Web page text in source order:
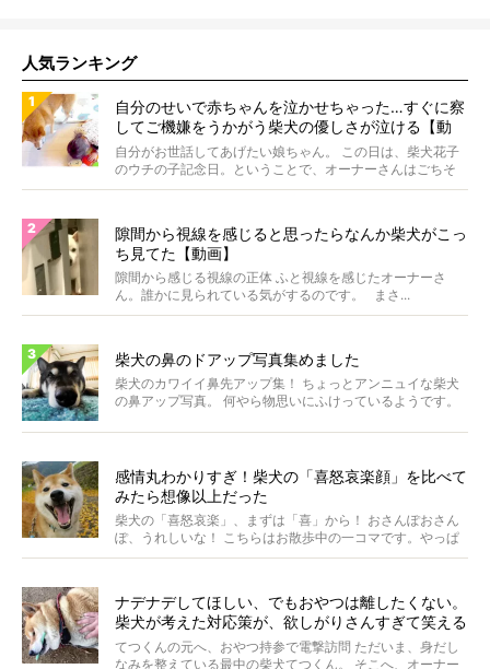
人気ランキング
自分のせいで赤ちゃんを泣かせちゃった…すぐに察
してご機嫌をうかがう柴犬の優しさが泣ける【動
画】
自分がお世話してあげたい娘ちゃん。 この日は、柴犬花子
のウチの子記念日。ということで、オーナーさんはごちそ
うを...
隙間から視線を感じると思ったらなんか柴犬がこっ
ち見てた【動画】
隙間から感じる視線の正体 ふと視線を感じたオーナーさ
ん。誰かに見られている気がするのです。 まさ...
柴犬の鼻のドアップ写真集めました
柴犬のカワイイ鼻先アップ集！ ちょっとアンニュイな柴犬
の鼻アップ写真。 何やら物思いにふけっているようです。
感情丸わかりすぎ！柴犬の「喜怒哀楽顔」を比べて
みたら想像以上だった
柴犬の「喜怒哀楽」、まずは「喜」から！ おさんぽおさん
ぽ、うれしいな！ こちらはお散歩中の一コマです。やっぱ
り...
ナデナデしてほしい、でもおやつは離したくない。
柴犬が考えた対応策が、欲しがりさんすぎて笑える
【動画】
てつくんの元へ、おやつ持参で電撃訪問 ただいま、身だし
なみを整えている最中の柴犬てつくん。 そこへ、オーナー